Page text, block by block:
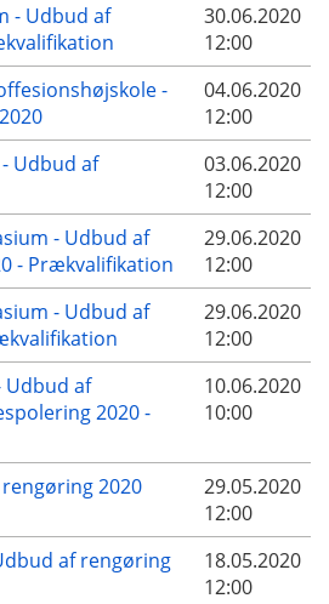
- Udbud af
30.06.2020
12:00
-
04.06.2020
12:00
Udbud af
03.06.2020
12:00
- Udbud af
- Prækvalifikation
29.06.2020
12:00
- Udbud af
29.06.2020
12:00
Udbud af
2020 -
10.06.2020
10:00
2020
29.05.2020
12:00
af rengøring
18.05.2020
12:00